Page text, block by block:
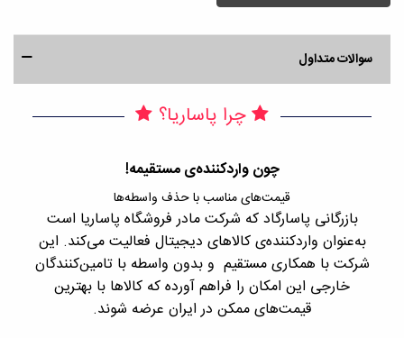
سوالات متداول
چرا پاساریا؟
چون واردکننده‌ی مستقیمه!
قیمت‌های مناسب با حذف واسطه‌ها
بازرگانی پاسارگاد که شرکت مادر فروشگاه پاساریا است
به‌عنوان واردکننده‌ی کالاهای دیجیتال فعالیت می‌کند. این
شرکت با همکاری مستقیم و بدون واسطه با تامین‌کنندگان
خارجی این امکان را فراهم آورده که کالاها با بهترین
قیمت‌های ممکن در ایران عرضه شوند.